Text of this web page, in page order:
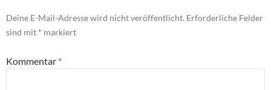
Deine E-Mail-Adresse wird nicht veröffentlicht. Erforderliche Felder
sind mit * markiert
Kommentar *